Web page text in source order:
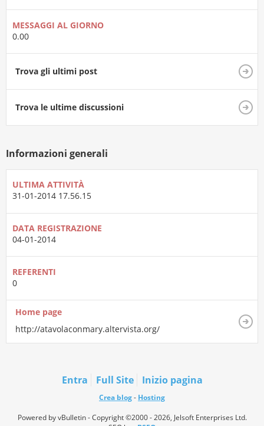
MESSAGGI AL GIORNO
0.00
Trova gli ultimi post
Trova le ultime discussioni
Informazioni generali
ULTIMA ATTIVITÀ
31-01-2014 17.56.15
DATA REGISTRAZIONE
04-01-2014
REFERENTI
0
Home page
http://atavolaconmary.altervista.org/
Entra Full Site Inizio pagina
Crea blog- Hosting
Powered by vBulletin - Copyright ©2000 - 2026, Jelsoft Enterprises Ltd.